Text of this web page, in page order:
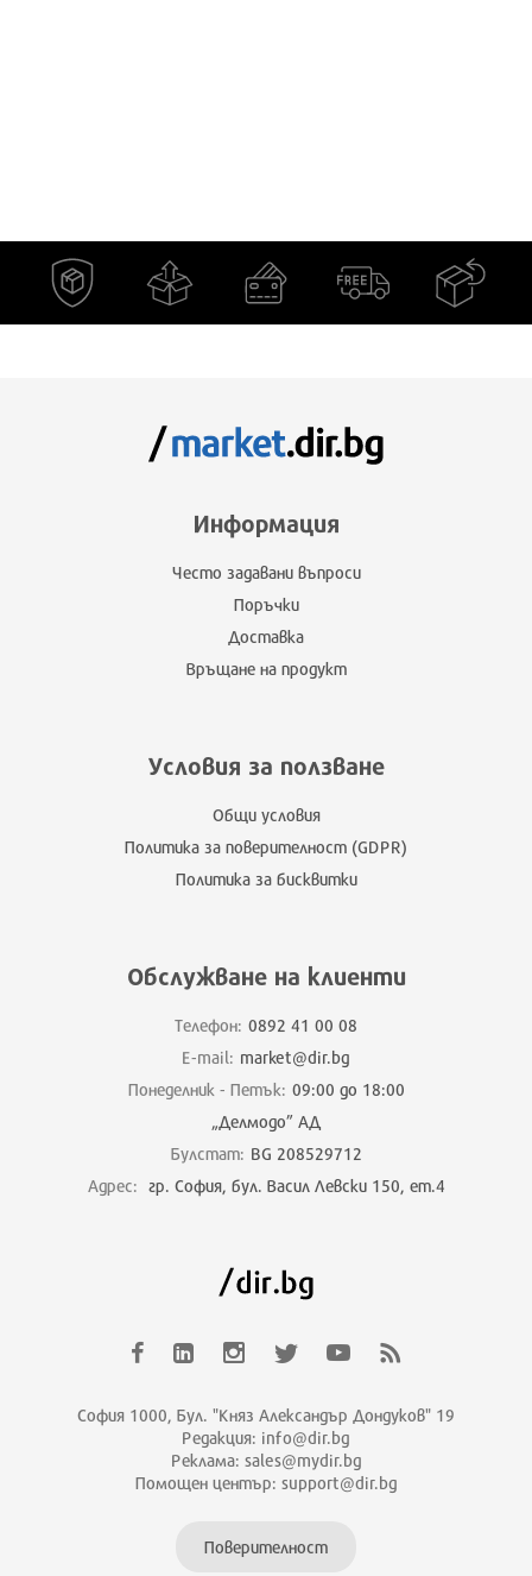
Информация
Често задавани въпроси
Поръчки
Доставка
Връщане на продукт
Условия за ползване
Общи условия
Политика за поверителност (GDPR)
Политика за бисквитки
Обслужване на клиенти
Телефон: 0892 41 00 08
E-mail: market@dir.bg
Понеделник - Петък: 09:00 до 18:00
„Делмодо” АД
Булстат: BG 208529712
Адрес: гр. София, бул. Васил Левски 150, ет.4
София 1000, Бул. "Княз Александър Дондуков" 19
Редакция: info@dir.bg
Реклама: sales@mydir.bg
Помощен център: support@dir.bg
Поверителност